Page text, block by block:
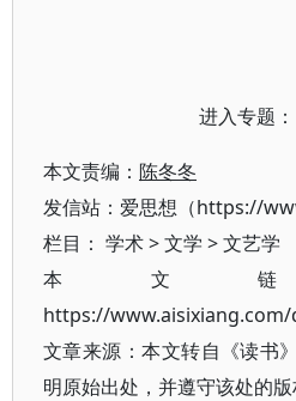
进入专题
本文责编： 陈冬冬
发信站：爱思想（https://
栏目： 学术>文学 >文艺学
本文
https://
文章来源：本文转自《读书
明原始出处，并遵守该处的版